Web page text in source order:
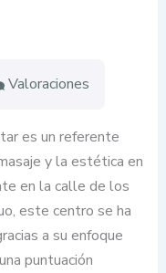
Valoraciones
es un referente
y la estética en
en la calle de los
este centro se ha
a su enfoque
puntuación